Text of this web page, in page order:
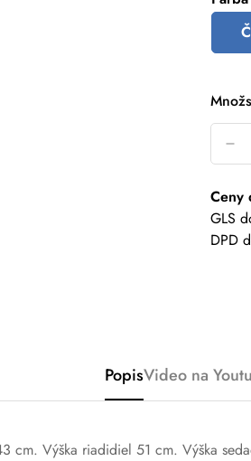
Ceny
GLS
DPD
PopisVideo na
cm. Výška riadidiel 51 cm. Výška